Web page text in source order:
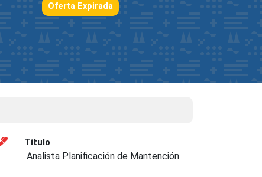
Oferta Expirada
Título
Analista Planificación de Mantención